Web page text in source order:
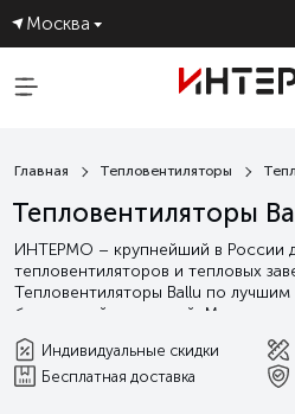
Москва
Главная Тепловентиляторы
Тепловентиляторы
ИНТЕРМО – крупнейший в России
тепловентиляторов и тепловых
Тепловентиляторы Ballu по
бесплатной доставкой. Мы
сотрудничества, а так
оборудования и проектирования,
гарантийного обслуживания.
Индивидуальные скидки
Бесплатная доставка